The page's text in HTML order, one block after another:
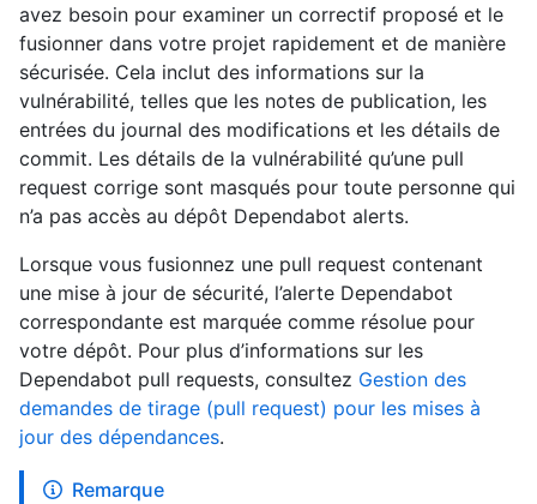
avez besoin pour examiner un correctif proposé et le
fusionner dans votre projet rapidement et de manière
sécurisée. Cela inclut des informations sur la
vulnérabilité, telles que les notes de publication, les
entrées du journal des modifications et les détails de
commit. Les détails de la vulnérabilité qu’une pull
request corrige sont masqués pour toute personne qui
n’a pas accès au dépôt Dependabot alerts.
Lorsque vous fusionnez une pull request contenant
une mise à jour de sécurité, l’alerte Dependabot
correspondante est marquée comme résolue pour
votre dépôt. Pour plus d’informations sur les
Dependabot pull requests, consultez Gestion des
demandes de tirage (pull request) pour les mises à
jour des dépendances.
Remarque